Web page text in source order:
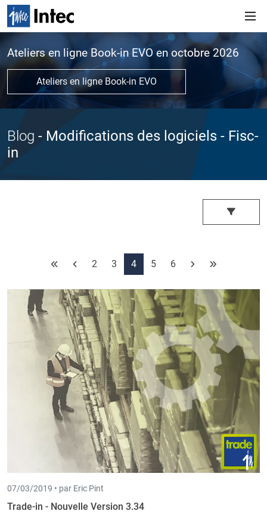
Ateliers en ligne Book-in EVO en octobre 2026
Ateliers en ligne Book-in EVO
Blog - Modifications des logiciels - Fisc-
in
2 3 4 5 6
07/03/2019 • par Eric Pint
Trade-in - Nouvelle Version 3.34